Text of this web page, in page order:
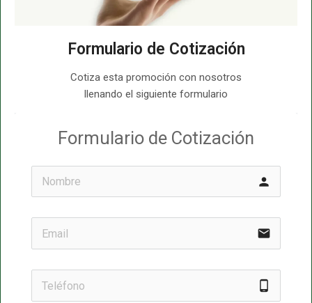
Formulario de Cotización
Cotiza esta promoción con nosotros
llenando el siguiente formulario
Formulario de Cotización
person
email
phone_android